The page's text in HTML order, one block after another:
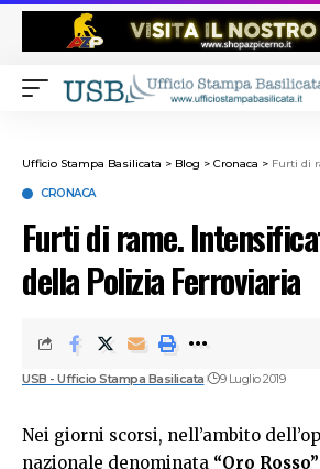
Ufficio Stampa Basilicata > Blog > Cronaca > Furti di rame.
CRONACA
Furti di rame.
della Polizia Ferroviaria
USB - Ufficio Stampa Basilicata 9 Luglio 2019
Nei giorni scorsi, nell’ambito
nazionale denominata “Oro Rosso”